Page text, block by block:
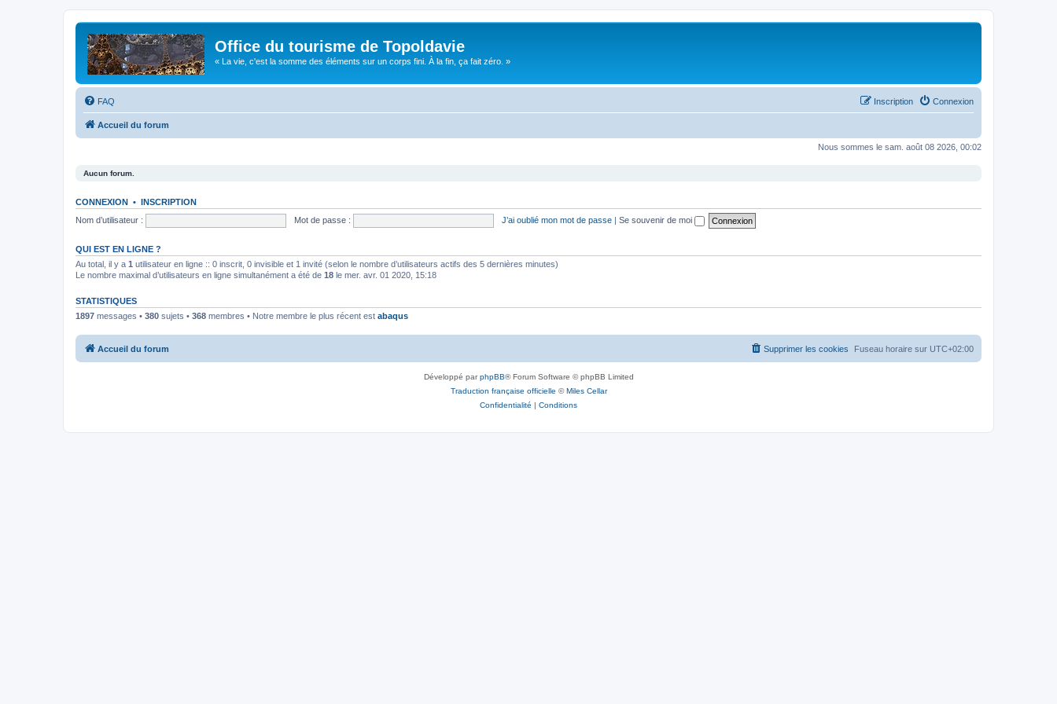
Office du tourisme de Topoldavie
« La vie, c'est la somme des éléments sur un corps fini. À la fin, ça fait zéro. »
FAQ Connexion
Inscription
Accueil du forum
Nous sommes le sam. août 08 2026, 00:02
Aucun forum.
CONNEXION • INSCRIPTION
Nom d’utilisateur :
Mot de passe : J’ai oublié mon mot de passe | Se souvenir de moi
QUI EST EN LIGNE ?
Au total, il y a 1 utilisateur en ligne :: 0 inscrit, 0 invisible et 1 invité (selon le nombre d’utilisateurs actifs des 5 dernières minutes)
Le nombre maximal d’utilisateurs en ligne simultanément a été de 18 le mer. avr. 01 2020, 15:18
STATISTIQUES
1897 messages • 380 sujets • 368 membres • Notre membre le plus récent est abaqus
Accueil du forum Fuseau horaire sur UTC+02:00
Supprimer les cookies
Développé parphpBB® Forum Software © phpBB Limited
Traduction française officielle ©Miles Cellar
Confidentialité | Conditions